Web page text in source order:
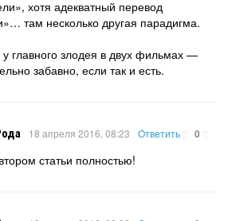
хотя адекватный перевод
там несколько другая парадигма.
главного злодея в двух фильмах —
забавно, если так и есть.
18 апреля 2016, 08:23 0
Ответить
статьи полностью!